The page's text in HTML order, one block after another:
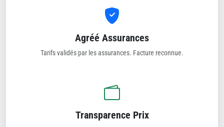
Agréé Assurances
Tarifs validés par les assurances. Facture reconnue.
Transparence Prix